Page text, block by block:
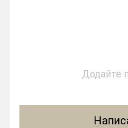
Додайте